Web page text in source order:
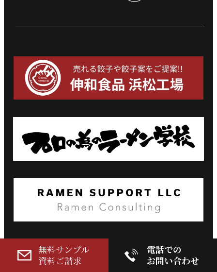
無料サンプル
資料ご請求
電話での
お問い合わせ